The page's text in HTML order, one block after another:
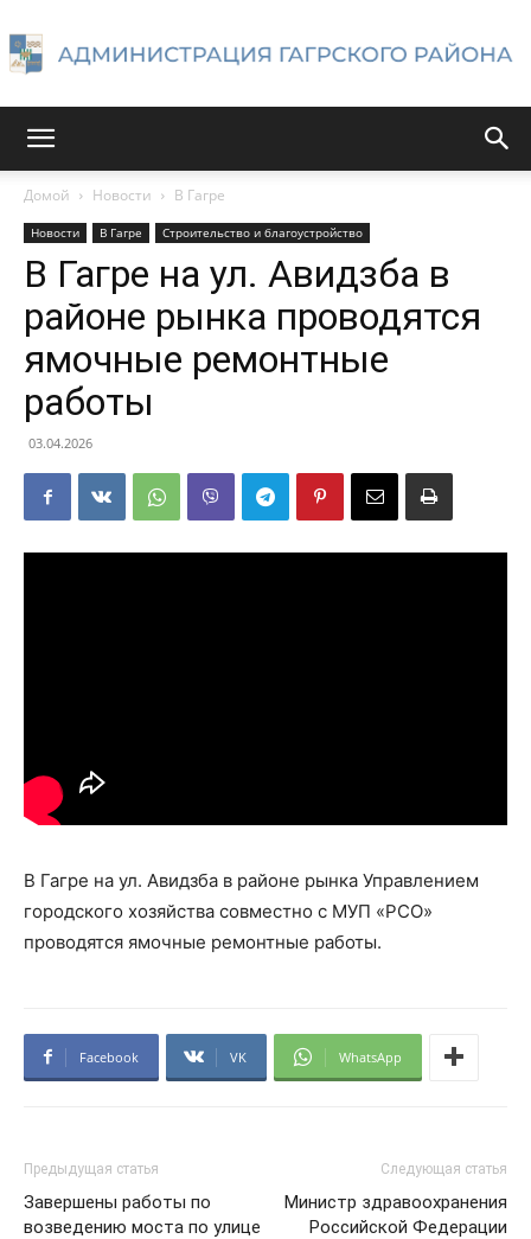
Гагрского
района
Домой Новости В Гагре
Новости В Гагре Строительство и благоустройство
В Гагре на ул. Авидзба в
районе рынка проводятся
ямочные ремонтные
работы
03.04.2026
В Гагре на ул. Авидзба в районе рынка Управлением
городского хозяйства совместно с МУП «РСО»
проводятся ямочные ремонтные работы.
Facebook VK WhatsApp
Предыдущая статья
Завершены работы по
возведению моста по улице
Следующая статья
Министр здравоохранения
Российской Федерации